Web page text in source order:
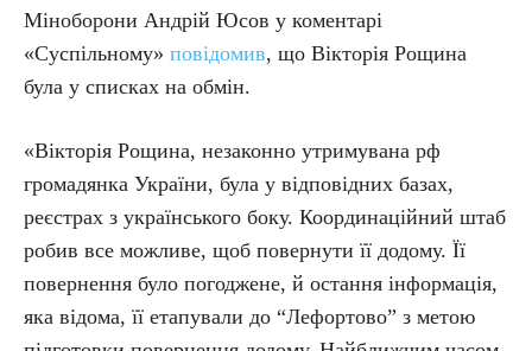
Міноборони Андрій Юсов у коментарі
«Суспільному» повідомив, що Вікторія Рощина
була у списках на обмін.
«Вікторія Рощина, незаконно утримувана рф
громадянка України, була у відповідних базах,
реєстрах з українського боку. Координаційний штаб
робив все можливе, щоб повернути її додому. Її
повернення було погоджене, й остання інформація,
яка відома, її етапували до “Лефортово” з метою